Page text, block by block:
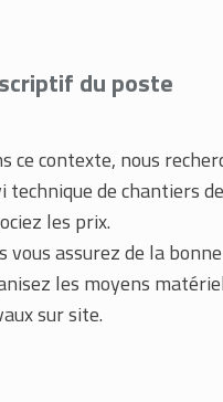
du poste
ce contexte, nous
technique de chantiers
les prix.
vous assurez de la
les moyens
sur site.